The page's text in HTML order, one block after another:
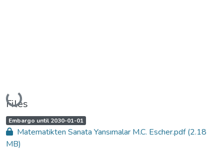
Loading...
Files
A
c
c
e
s
Embargo until 2030-01-01,
Matematikten Sanata Yansımalar M.C. Escher.pdf(2.18
MB)